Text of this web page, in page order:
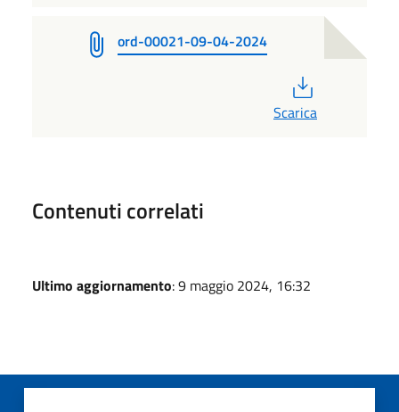
ord-00021-09-04-2024
Scarica
Contenuti correlati
Ultimo aggiornamento: 9 maggio 2024, 16:32